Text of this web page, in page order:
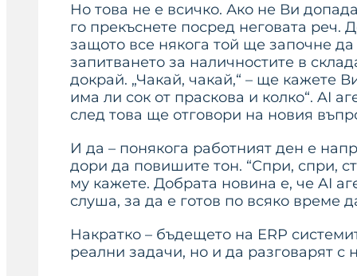
Но това не е всичко. Ако не Ви
го прекъснете посред неговата реч.
защото все някога той ще започне
запитването за наличностите в
докрай. „Чакай, чакай,“ – ще кажете
има ли сок от праскова и колко“. AI
след това ще отговори на новия
И да – понякога работният ден е
дори да повишите тон. “Спри, спри,
му кажете. Добрата новина е, че AI
слуша, за да е готов по всяко време
Накратко – бъдещето на ERP
реални задачи, но и да разговарят с